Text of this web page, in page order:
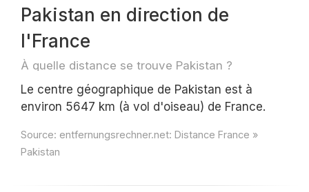
Pakistan en direction de
l'France
À quelle distance se trouve Pakistan ?
Le centre géographique de Pakistan est à
environ 5647 km (à vol d'oiseau) de France.
Source: entfernungsrechner.net: Distance France »
Pakistan